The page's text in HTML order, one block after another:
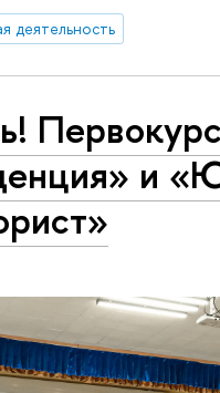
деятельность
и